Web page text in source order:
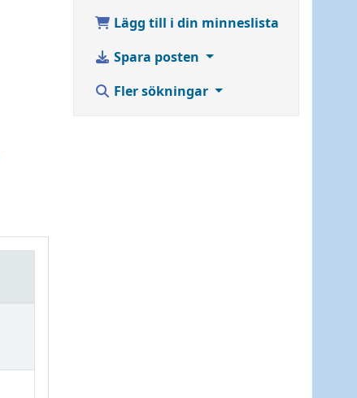
Lägg till i din minneslista
Spara posten
Fler sökningar